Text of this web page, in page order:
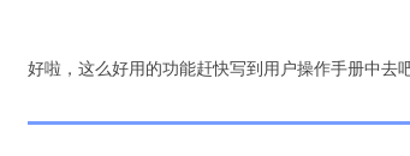
好啦，这么好用的功能赶快写到用户操作手册中去